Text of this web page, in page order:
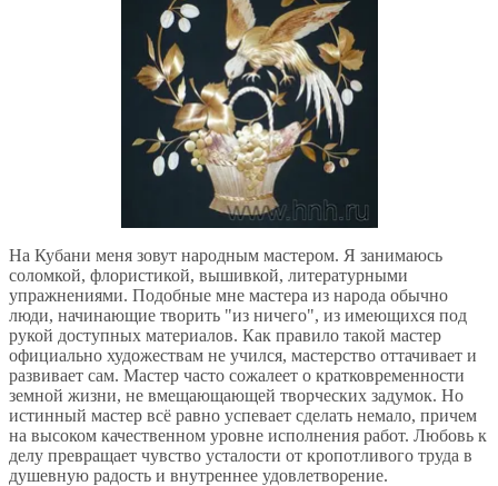
На Кубани меня зовут народным мастером. Я занимаюсь
соломкой, флористикой, вышивкой, литературными
упражнениями. Подобные мне мастера из народа обычно
люди, начинающие творить "из ничего", из имеющихся под
рукой доступных материалов. Как правило такой мастер
официально художествам не учился, мастерство оттачивает и
развивает сам. Мастер часто сожалеет о кратковременности
земной жизни, не вмещающающей творческих задумок. Но
истинный мастер всё равно успевает сделать немало, причем
на высоком качественном уровне исполнения работ. Любовь к
делу превращает чувство усталости от кропотливого труда в
душевную радость и внутреннее удовлетворение.